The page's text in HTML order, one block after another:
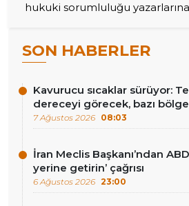
hukuki sorumluluğu
SON HABERLER
Kavurucu sıcaklar sürüyor:
dereceyi görecek, bazı
7 Ağustos 2026 08:03
İran Meclis Başkanı’ndan
yerine getirin’ çağrısı
6 Ağustos 2026 23:00